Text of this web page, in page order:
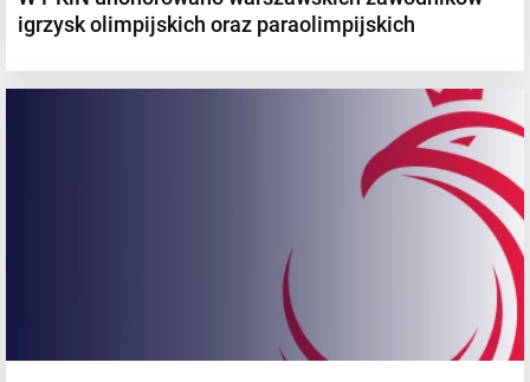
igrzysk olimpijskich oraz paraolimpijskich